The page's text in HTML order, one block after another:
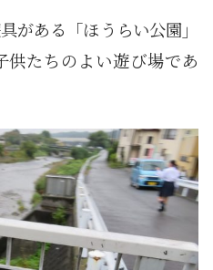
がある「ほうらい公園」
供たちのよい遊び場であ